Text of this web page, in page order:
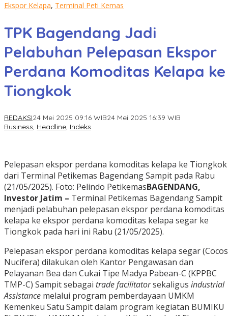
Ekspor Kelapa, Terminal Peti Kemas
TPK Bagendang Jadi
Pelabuhan Pelepasan Ekspor
Perdana Komoditas Kelapa ke
Tiongkok
REDAKSI24 Mei 2025 09:16 WIB24 Mei 2025 16:39 WIB
Business, Headline, Indeks
Pelepasan ekspor perdana komoditas kelapa ke Tiongkok
dari Terminal Petikemas Bagendang Sampit pada Rabu
(21/05/2025). Foto: Pelindo PetikemasBAGENDANG,
Investor Jatim – Terminal Petikemas Bagendang Sampit
menjadi pelabuhan pelepasan ekspor perdana komoditas
kelapa ke ekspor perdana komoditas kelapa segar ke
Tiongkok pada hari ini Rabu (21/05/2025).
Pelepasan ekspor perdana komoditas kelapa segar (Cocos
Nucifera) dilakukan oleh Kantor Pengawasan dan
Pelayanan Bea dan Cukai Tipe Madya Pabean-C (KPPBC
TMP-C) Sampit sebagai trade facilitatorsekaligus industrial
Assistance melalui program pemberdayaan UMKM
Kemenkeu Satu Sampit dalam program kegiatan BUMIKU